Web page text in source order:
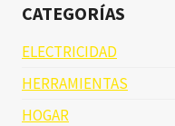
CATEGORÍAS
ELECTRICIDAD
HERRAMIENTAS
HOGAR